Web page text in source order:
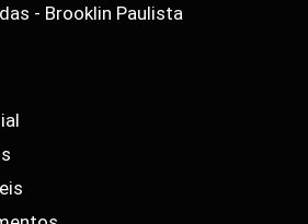
- Brooklin Paulista